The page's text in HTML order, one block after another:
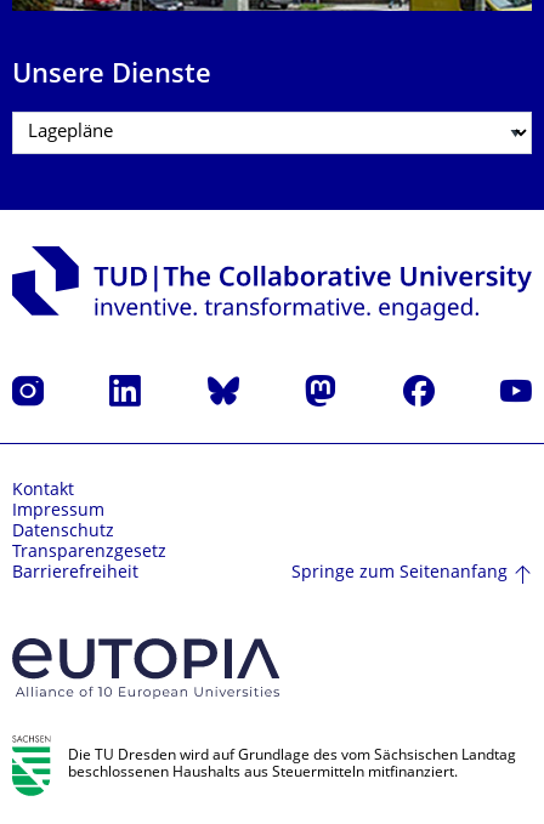
Unsere Dienste
Instagram LinkedIn Bluesky Mastodon Facebook
Kontakt
Impressum
Datenschutz
Transparenzgesetz
Barrierefreiheit
Springe zum Seitenanfang
Die TU Dresden wird auf Grundlage des vom Sächsischen Landtag
beschlossenen Haushalts aus Steuermitteln mitfinanziert.